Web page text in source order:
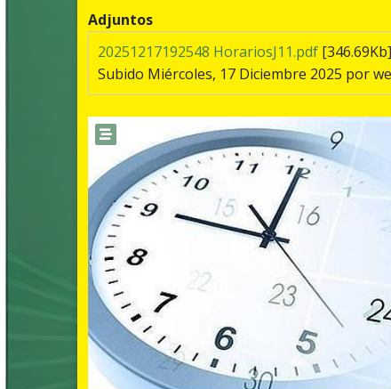
Adjuntos
20251217192548 HorariosJ11.pdf [346.69Kb]
Subido Miércoles, 17 Diciembre 2025 por